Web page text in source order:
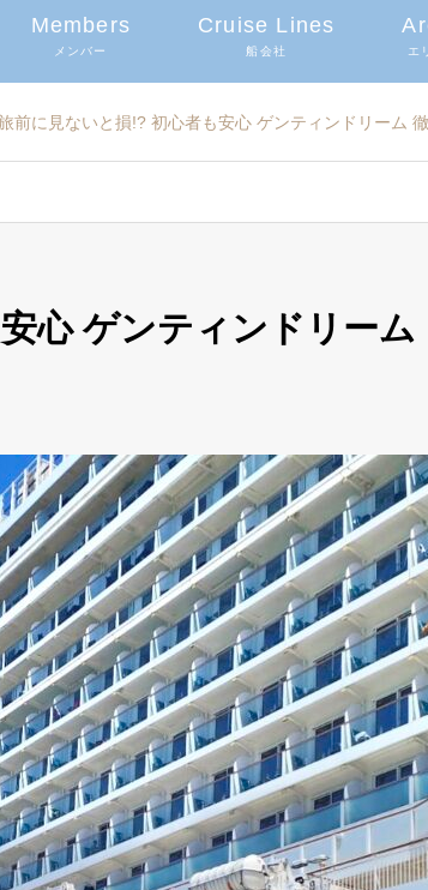
Members
メンバー
Cruise Lines
船会社 エ
前に見ないと損!? 初心者も安心 ゲンティンドリーム
心 ゲンティンドリーム